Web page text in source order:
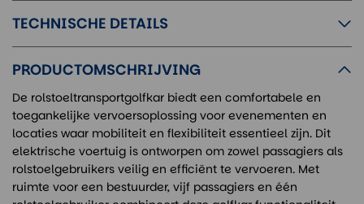
TECHNISCHE DETAILS
PRODUCTOMSCHRIJVING
De rolstoeltransportgolfkar biedt een comfortabele en
toegankelijke vervoersoplossing voor evenementen en
locaties waar mobiliteit en flexibiliteit essentieel zijn. Dit
elektrische voertuig is ontworpen om zowel passagiers als
rolstoelgebruikers veilig en efficiënt te vervoeren. Met
ruimte voor een bestuurder, vijf passagiers en één